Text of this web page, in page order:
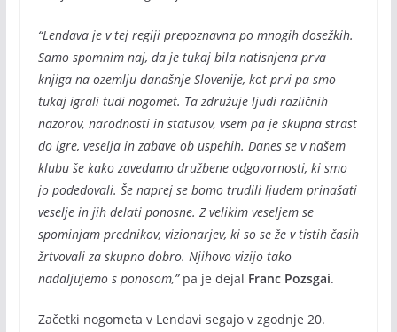
“Lendava je v tej regiji prepoznavna po mnogih dosežkih.
Samo spomnim naj, da je tukaj bila natisnjena prva
knjiga na ozemlju današnje Slovenije, kot prvi pa smo
tukaj igrali tudi nogomet. Ta združuje ljudi različnih
nazorov, narodnosti in statusov, vsem pa je skupna strast
do igre, veselja in zabave ob uspehih. Danes se v našem
klubu še kako zavedamo družbene odgovornosti, ki smo
jo podedovali. Še naprej se bomo trudili ljudem prinašati
veselje in jih delati ponosne. Z velikim veseljem se
spominjam prednikov, vizionarjev, ki so se že v tistih časih
žrtvovali za skupno dobro. Njihovo vizijo tako
nadaljujemo s ponosom,”pa je dejal Franc Pozsgai.
Začetki nogometa v Lendavi segajo v zgodnje 20.